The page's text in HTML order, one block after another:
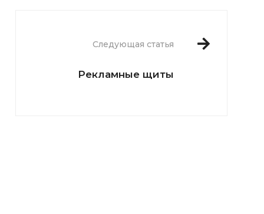
Следующая статья
Рекламные щиты